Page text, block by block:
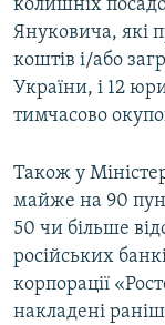
колишніх
Януковича, які
коштів і/або
України, і 12
тимчасово
Також у
майже на 90
50 чи більше
російських
корпорації
накладені